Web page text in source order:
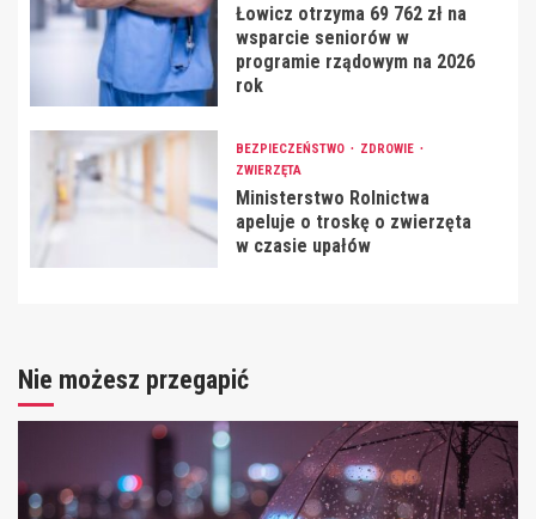
Łowicz otrzyma 69 762 zł na
wsparcie seniorów w
programie rządowym na 2026
rok
BEZPIECZEŃSTWO
ZDROWIE
ZWIERZĘTA
Ministerstwo Rolnictwa
apeluje o troskę o zwierzęta
w czasie upałów
Nie możesz przegapić